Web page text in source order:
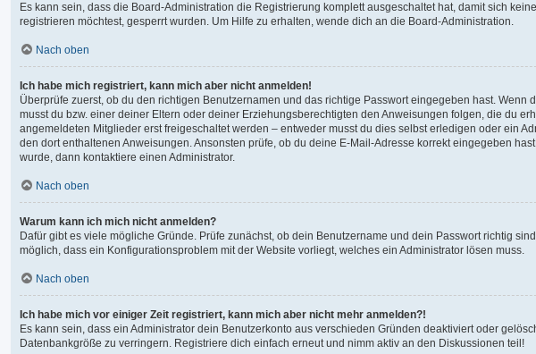
Es kann sein, dass die Board-Administration die Registrierung komplett ausgeschaltet hat, damit sich
registrieren möchtest, gesperrt wurden. Um Hilfe zu erhalten, wende dich an die Board-Administration.
Nach oben
Ich habe mich registriert, kann mich aber nicht anmelden!
Überprüfe zuerst, ob du den richtigen Benutzernamen und das richtige Passwort eingegeben hast. Wenn
musst du bzw. einer deiner Eltern oder deiner Erziehungsberechtigten den Anweisungen folgen, die du
angemeldeten Mitglieder erst freigeschaltet werden – entweder musst du dies selbst erledigen oder ein
den dort enthaltenen Anweisungen. Ansonsten prüfe, ob du deine E-Mail-Adresse korrekt eingegeben
wurde, dann kontaktiere einen Administrator.
Nach oben
Warum kann ich mich nicht anmelden?
Dafür gibt es viele mögliche Gründe. Prüfe zunächst, ob dein Benutzername und dein Passwort richtig
möglich, dass ein Konfigurationsproblem mit der Website vorliegt, welches ein Administrator lösen muss.
Nach oben
Ich habe mich vor einiger Zeit registriert, kann mich aber nicht mehr anmelden?!
Es kann sein, dass ein Administrator dein Benutzerkonto aus verschieden Gründen deaktiviert oder
Datenbankgröße zu verringern. Registriere dich einfach erneut und nimm aktiv an den Diskussionen teil!